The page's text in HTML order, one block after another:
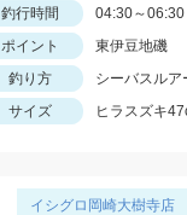
釣行時間
04:30～06:30
ポイント
東伊豆地磯
釣り方
シーバスルア
サイズ ヒラスズキ
イシグロ岡崎大樹寺店